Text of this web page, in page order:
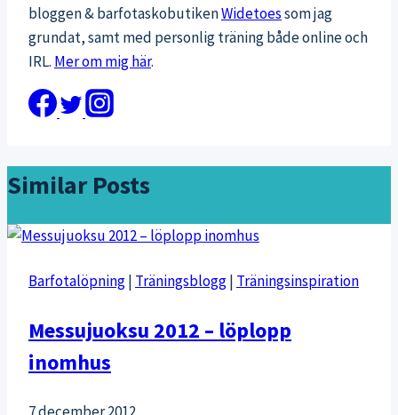
bloggen & barfotaskobutikenWidetoessom jag
grundat, samt med personlig träning både online och
IRL. Mer om mig här.
Similar Posts
Barfotalöpning| Träningsblogg| Träningsinspiration
Messujuoksu 2012 – löplopp
inomhus